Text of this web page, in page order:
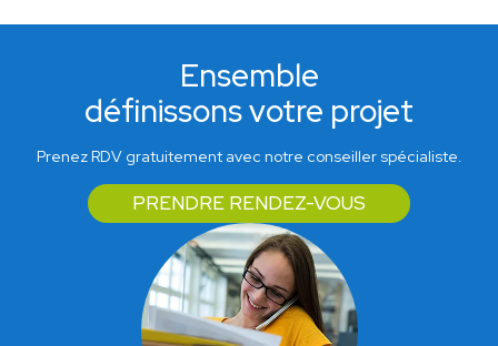
Ensemble
définissons votre projet
Prenez RDV gratuitement avec notre conseiller spécialiste.
PRENDRE RENDEZ-VOUS